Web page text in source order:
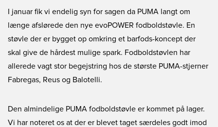
I januar fik vi endelig syn for sagen da PUMA langt om
længe afslørede den nye evoPOWER fodboldstøvle. En
støvle der er bygget op omkring et barfods-koncept der
skal give de hårdest mulige spark. Fodboldstøvlen har
allerede vagt stor begejstring hos de største PUMA-stjerner
Fabregas, Reus og Balotelli.
Den almindelige PUMA fodboldstøvle er kommet på lager.
Vi har noteret os at der er blevet taget særdeles godt imod